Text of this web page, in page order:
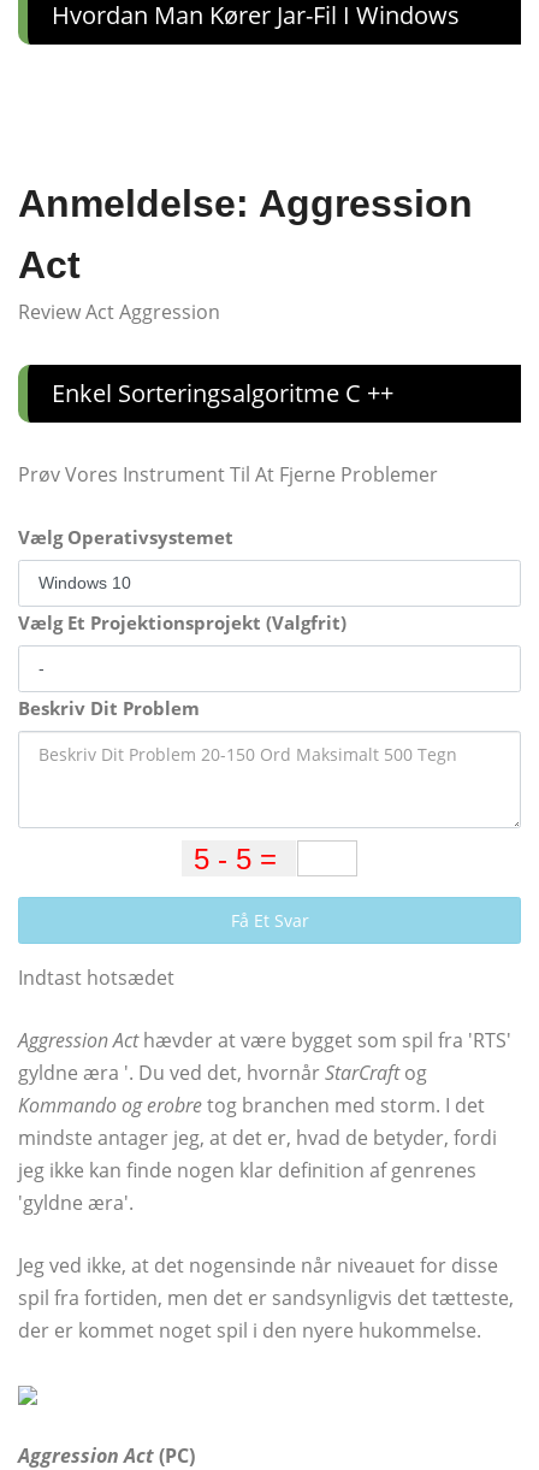
Hvordan Man Kører Jar-Fil I Windows
Anmeldelse: Aggression
Act
Review Act Aggression
Enkel Sorteringsalgoritme C ++
Prøv Vores Instrument Til At Fjerne Problemer
Vælg Operativsystemet
Vælg Et Projektionsprojekt (Valgfrit)
Beskriv Dit Problem
Få Et Svar
Indtast hotsædet
Aggression Acthævder at være bygget som spil fra 'RTS'
gyldne æra '. Du ved det, hvornårStarCraftog
Kommando og erobretog branchen med storm. I det
mindste antager jeg, at det er, hvad de betyder, fordi
jeg ikke kan finde nogen klar definition af genrenes
'gyldne æra'.
Jeg ved ikke, at det nogensinde når niveauet for disse
spil fra fortiden, men det er sandsynligvis det tætteste,
der er kommet noget spil i den nyere hukommelse.
Aggression Act(PC)